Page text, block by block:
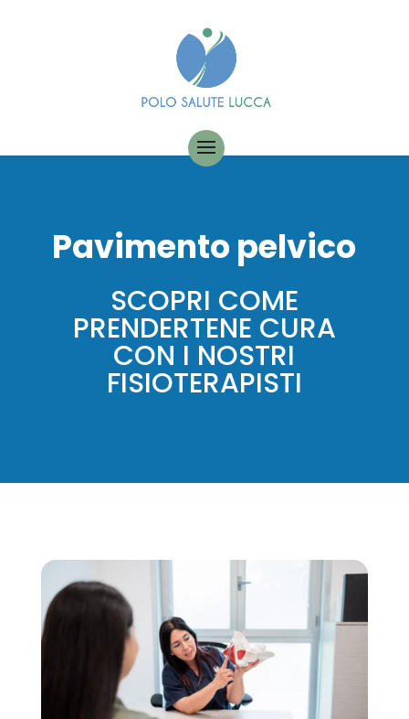
Pavimento pelvico
SCOPRI COME
PRENDERTENE CURA
CON I NOSTRI
FISIOTERAPISTI